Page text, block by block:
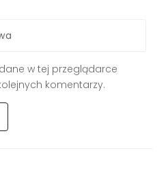
w tej przeglądarce
komentarzy.